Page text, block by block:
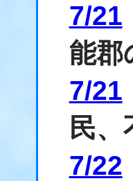
7/21
能郡
7/21
民、
7/22